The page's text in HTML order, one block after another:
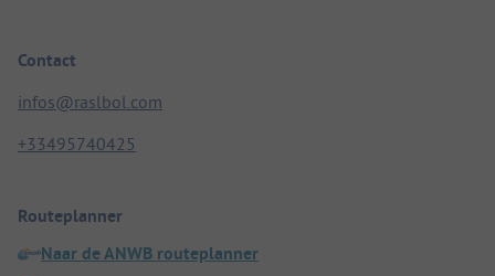
Contact
infos@raslbol.com
+33495740425
Routeplanner
Naar de ANWB routeplanner